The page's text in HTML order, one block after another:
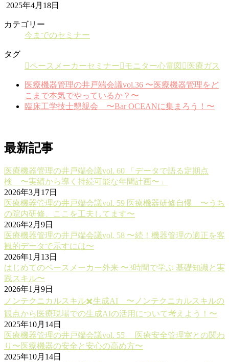
2025年4月18日
カテゴリー
今までのセミナー
タグ
ペースメーカーセミナー
モニター心電図 医療ガス
医療機器管理の井戸端会議vol.36 〜医療機器管理をど
こまで本気でやっているか？〜
臨床工学技士懇親会 〜Bar OCEANに集まろう！〜
最新記事
医療機器管理の井戸端会議vol. 60 「データで語る定期点
検 〜実績から導く持続可能な年間計画〜」
2026年3月17日
医療機器管理の井戸端会議vol. 59 医療機器研修自慢 〜うち
の院内研修、ここを工夫してます〜
2026年2月9日
医療機器管理の井戸端会議vol. 58 〜続！機器管理の適正を客
観的データで示すには〜
2026年1月13日
はじめてのペースメーカー外来 〜3時間で学ぶ 基礎知識と実
践スキル〜
2026年1月9日
ノンテクニカルスキル✖️生成AI 〜ノンテクニカルスキルの
観点から医療現場での生成AIの活用について考えよう！〜
2025年10月14日
医療機器管理の井戸端会議vol. 55 医療安全管理室との関わ
り〜医療機器の安全と安心の高め方〜
2025年10月14日